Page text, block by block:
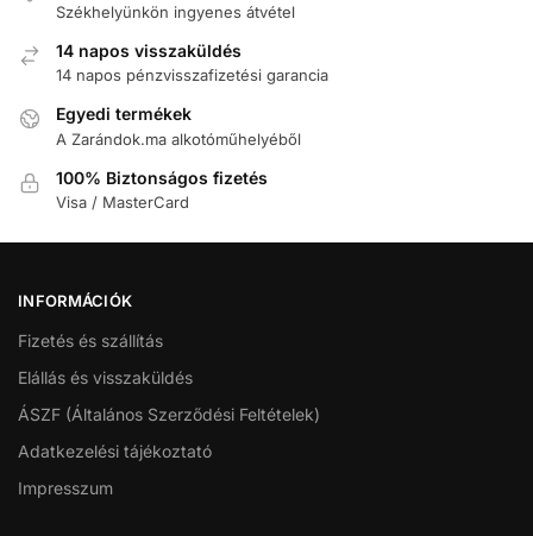
Székhelyünkön ingyenes átvétel
14 napos visszaküldés
14 napos pénzvisszafizetési garancia
Egyedi termékek
A Zarándok.ma alkotóműhelyéből
100% Biztonságos fizetés
Visa / MasterCard
INFORMÁCIÓK
Fizetés és szállítás
Elállás és visszaküldés
ÁSZF (Általános Szerződési Feltételek)
Adatkezelési tájékoztató
Impresszum